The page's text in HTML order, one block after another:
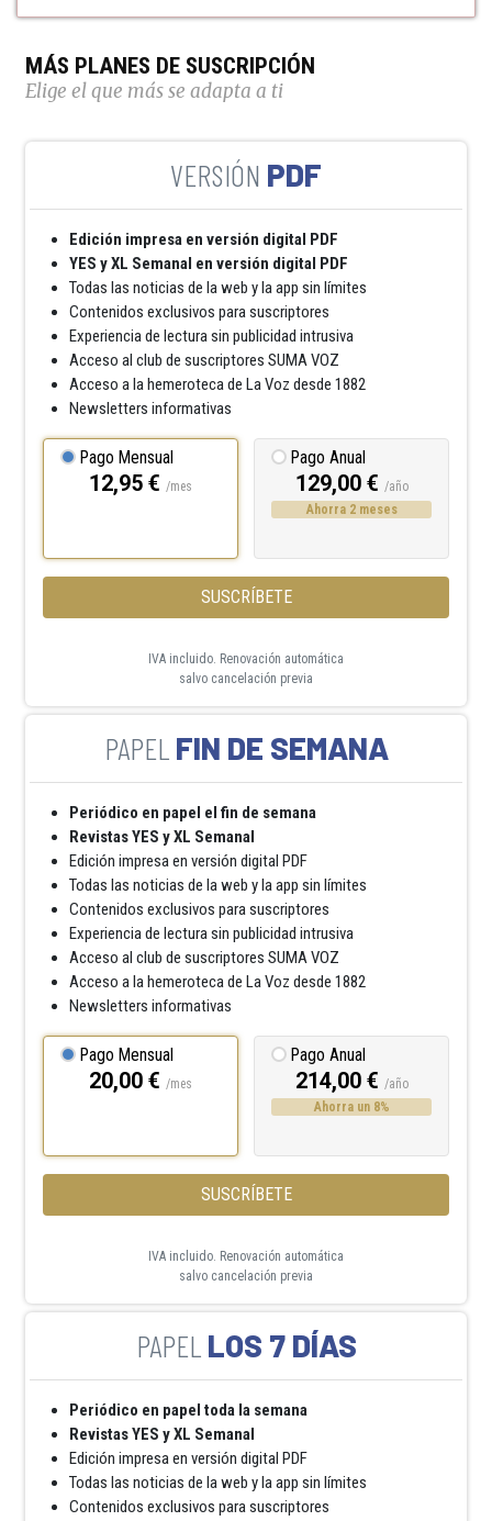
MÁS PLANES DE SUSCRIPCIÓN
Elige el que más se adapta a ti
PDF
Edición impresa en versión digital PDF
YES y XL Semanal en versión digital PDF
Todas las noticias de la web y la app sin límites
Contenidos exclusivos para suscriptores
Experiencia de lectura sin publicidad intrusiva
Acceso al club de suscriptores SUMA VOZ
Acceso a la hemeroteca de La Voz desde 1882
Newsletters informativas
Pago Mensual
12,95 € /mes
Pago Anual
129,00 € /año
Ahorra 2 meses
SUSCRÍBETE
IVA incluido. Renovación automática
salvo cancelación previa
FIN DE SEMANA
Periódico en papel el fin de semana
Revistas YES y XL Semanal
Edición impresa en versión digital PDF
Todas las noticias de la web y la app sin límites
Contenidos exclusivos para suscriptores
Experiencia de lectura sin publicidad intrusiva
Acceso al club de suscriptores SUMA VOZ
Acceso a la hemeroteca de La Voz desde 1882
Newsletters informativas
Pago Mensual
20,00 € /mes
Pago Anual
214,00 € /año
Ahorra un 8%
SUSCRÍBETE
IVA incluido. Renovación automática
salvo cancelación previa
LOS 7 DÍAS
Periódico en papel toda la semana
Revistas YES y XL Semanal
Edición impresa en versión digital PDF
Todas las noticias de la web y la app sin límites
Contenidos exclusivos para suscriptores